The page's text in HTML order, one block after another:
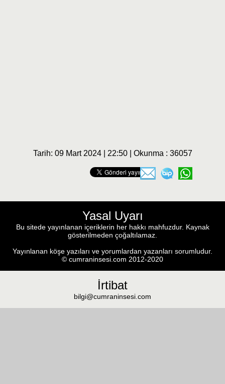
Tarih: 09 Mart 2024 | 22:50 | Okunma : 36057
Yasal Uyarı
Bu sitede yayınlanan içeriklerin her hakkı mahfuzdur. Kaynak
gösterilmeden çoğaltılamaz.
Yayınlanan köşe yazıları ve yorumlardan yazanları sorumludur.
© cumraninsesi.com 2012-2020
İrtibat
bilgi@cumraninsesi.com